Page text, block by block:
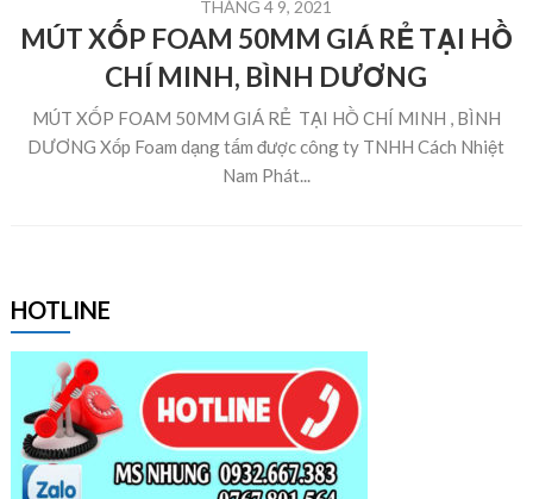
THÁNG 4 9, 2021
MÚT XỐP FOAM 50MM GIÁ RẺ TẠI HỒ
CHÍ MINH, BÌNH DƯƠNG
MÚT XỐP FOAM 50MM GIÁ RẺ TẠI HỒ CHÍ MINH , BÌNH
DƯƠNG Xốp Foam dạng tấm được công ty TNHH Cách Nhiệt
Nam Phát...
HOTLINE